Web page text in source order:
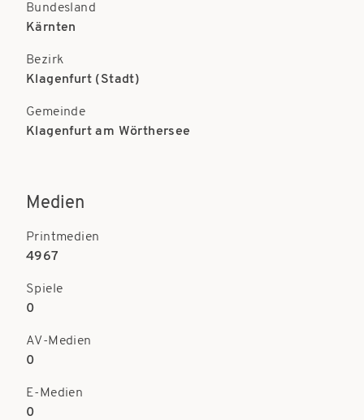
Bundesland
Kärnten
Bezirk
Klagenfurt (Stadt)
Gemeinde
Klagenfurt am Wörthersee
Medien
Printmedien
4967
Spiele
0
AV-Medien
0
E-Medien
0